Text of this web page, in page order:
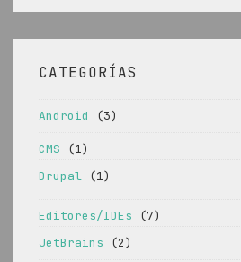
CATEGORÍAS
Android (3)
CMS (1)
Drupal (1)
Editores/IDEs (7)
JetBrains (2)